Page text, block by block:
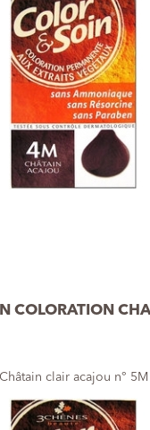
COLORATION
Châtain clair acajou n° 5M